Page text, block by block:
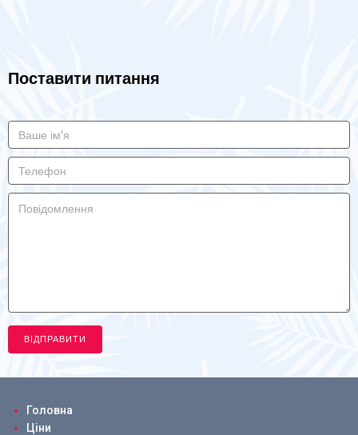
Поставити питання
Головна
Ціни